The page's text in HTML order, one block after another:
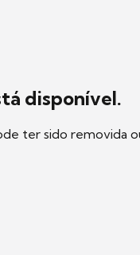
disponível.
ter sido removida